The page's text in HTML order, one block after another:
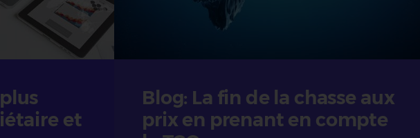
et
Blog: La fin de la chasse aux
prix en prenant en compte